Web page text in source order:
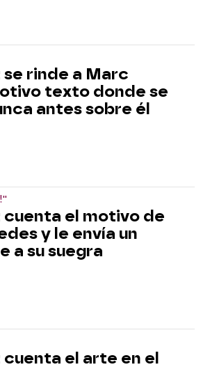
rinde a Marc
texto donde se
antes sobre él
cuenta el motivo de
y le envía un
a su suegra
cuenta el arte en el